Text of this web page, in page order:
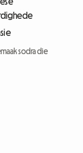
sodra die